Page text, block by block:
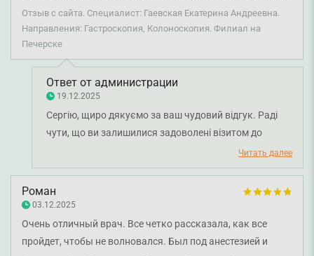
Отзыв с сайта. Специалист: Гаевская Екатерина Андреевна.
Направления: Гастроскопия, Колоноскопия. Филиал на
Печерске
Ответ от администрации
19.12.2025
Сергію, щиро дякуємо за ваш чудовий відгук. Раді
чути, що ви залишилися задоволені візитом до
лікаря-ендоскопіста Катерини Гаєвської. Для нас
важливо, щоб допомога була не лише якісною, а й
своєчасною. Бажаємо вам міцного здоров'я!
Читать далее
Роман
03.12.2025
Очень отличный врач. Все четко рассказала, как все
пройдет, чтобы не волновался. Был под анестезией и